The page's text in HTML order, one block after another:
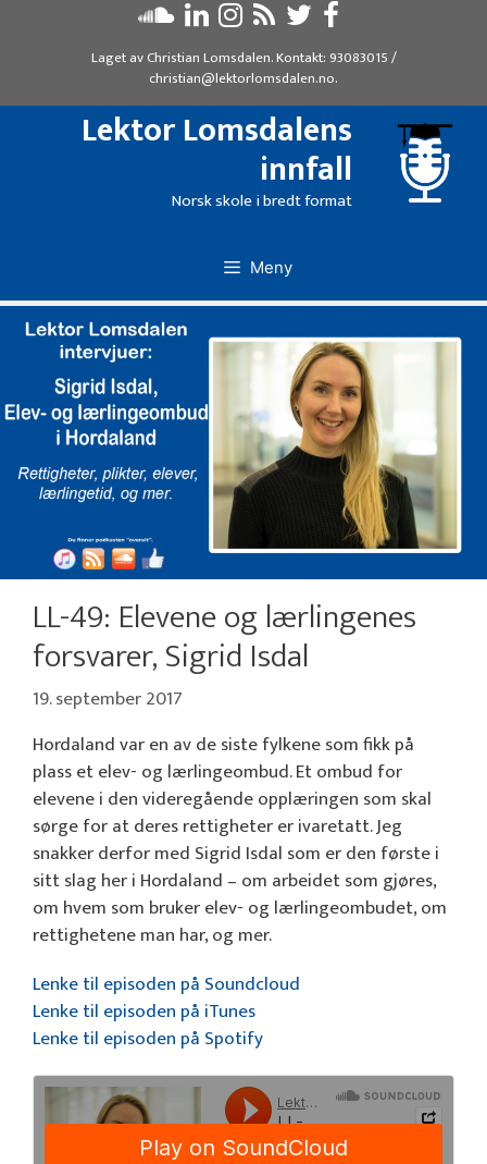
Laget avChristian Lomsdalen. Kontakt: 93083015/
christian@lektorlomsdalen.no.
Lektor Lomsdalens
innfall
Norsk skole i bredt format
Meny
LL-49: Elevene og lærlingenes
forsvarer, Sigrid Isdal
19. september 2017
Hordaland var en av de siste fylkene som fikk på
plass et elev- og lærlingeombud. Et ombud for
elevene i den videregående opplæringen som skal
sørge for at deres rettigheter er ivaretatt. Jeg
snakker derfor med Sigrid Isdal som er den første i
sitt slag her i Hordaland – om arbeidet som gjøres,
om hvem som bruker elev- og lærlingeombudet, om
rettighetene man har, og mer.
Lenke til episoden på Soundcloud
Lenke til episoden på iTunes
Lenke til episoden på Spotify